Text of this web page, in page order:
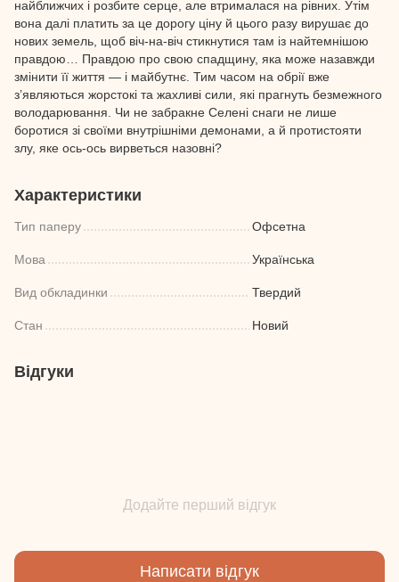
найближчих і розбите серце, але втрималася на рівних. Утім
вона далі платить за це дорогу ціну й цього разу вирушає до
нових земель, щоб віч-на-віч стикнутися там із найтемнішою
правдою… Правдою про свою спадщину, яка може назавжди
змінити її життя — і майбутнє. Тим часом на обрії вже
з’являються жорстокі та жахливі сили, які прагнуть безмежного
володарювання. Чи не забракне Селені снаги не лише
боротися зі своїми внутрішніми демонами, а й протистояти
злу, яке ось-ось вирветься назовні?
Характеристики
Тип паперу Офсетна
Мова Українська
Вид обкладинки Твердий
Стан Новий
Відгуки
Додайте перший відгук
Написати відгук